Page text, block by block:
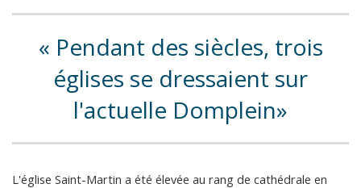
Pendant des siècles, trois
églises se dressaient sur
l'actuelle Domplein
L'église Saint-Martin a été élevée au rang de cathédrale en